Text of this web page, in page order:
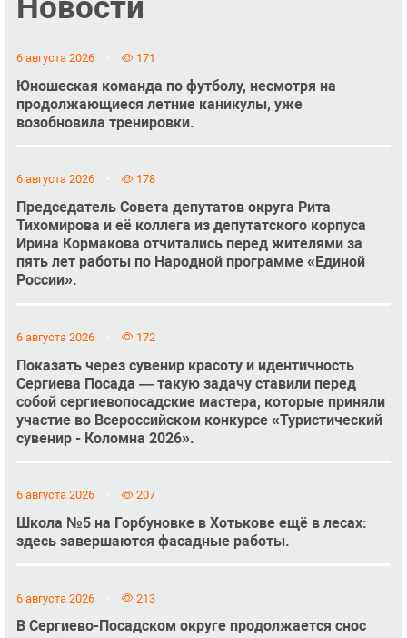
6 августа 2026 171
Юношеская команда по футболу, несмотря на
продолжающиеся летние каникулы, уже
возобновила тренировки.
6 августа 2026 178
Председатель Совета депутатов округа Рита
Тихомирова и её коллега из депутатского корпуса
Ирина Кормакова отчитались перед жителями за
пять лет работы по Народной программе «Единой
России».
6 августа 2026 172
Показать через сувенир красоту и идентичность
Сергиева Посада — такую задачу ставили перед
собой сергиевопосадские мастера, которые приняли
участие во Всероссийском конкурсе «Туристический
сувенир - Коломна 2026».
6 августа 2026 207
Школа №5 на Горбуновке в Хотькове ещё в лесах:
здесь завершаются фасадные работы.
6 августа 2026 213
В Сергиево-Посадском округе продолжается снос